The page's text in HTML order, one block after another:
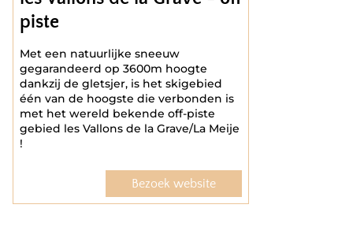
piste
Met een natuurlijke sneeuw
gegarandeerd op 3600m hoogte
dankzij de gletsjer, is het skigebied
één van de hoogste die verbonden is
met het wereld bekende off-piste
gebied les Vallons de la Grave/La Meije
!
Bezoek website